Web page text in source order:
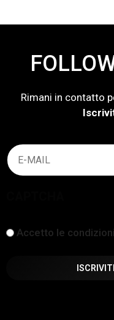
Rimani in contatto
Email
(Obbligatorio)
iscrizione
Accetto le